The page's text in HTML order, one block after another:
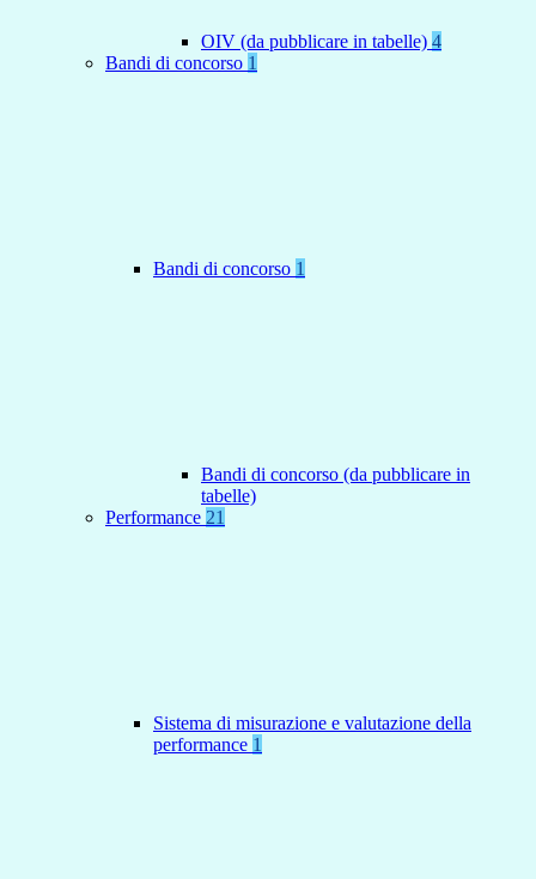
OIV (da pubblicare in tabelle) 4
Bandi di concorso 1
Bandi di concorso 1
Bandi di concorso (da pubblicare in
tabelle)
Performance 21
Sistema di misurazione e valutazione della
performance 1